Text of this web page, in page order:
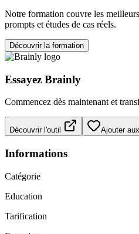
Notre formation couvre les
prompts et études de cas réels.
Découvrir la formation
Essayez Brainly
Commencez dès maintenant et
Découvrir l'outil Ajouter
Informations
Catégorie
Education
Tarification